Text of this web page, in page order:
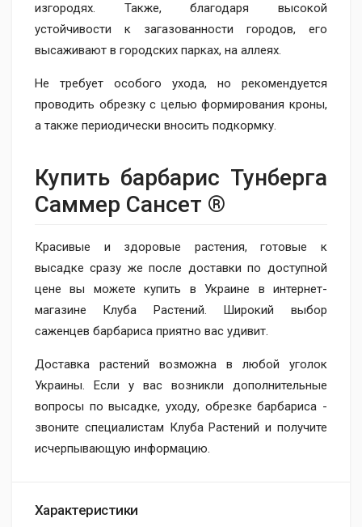
изгородях. Также, благодаря высокой
устойчивости к загазованности городов, его
высаживают в городских парках, на аллеях.
Не требует особого ухода, но рекомендуется
проводить обрезку с целью формирования кроны,
а также периодически вносить подкормку.
Купить барбарис Тунберга
Саммер Сансет ®
Красивые и здоровые растения, готовые к
высадке сразу же после доставки по доступной
цене вы можете купить в Украине в интернет-
магазине Клуба Растений. Широкий выбор
саженцев барбариса приятно вас удивит.
Доставка растений возможна в любой уголок
Украины. Если у вас возникли дополнительные
вопросы по высадке, уходу, обрезке барбариса -
звоните специалистам Клуба Растений и получите
исчерпывающую информацию.
Характеристики